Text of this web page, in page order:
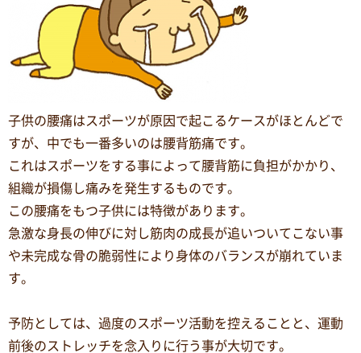
子供の腰痛はスポーツが原因で起こるケースがほとんどで
すが、中でも一番多いのは腰背筋痛です。
これはスポーツをする事によって腰背筋に負担がかかり、
組織が損傷し痛みを発生するものです。
この腰痛をもつ子供には特徴があります。
急激な身長の伸びに対し筋肉の成長が追いついてこない事
や未完成な骨の脆弱性により身体のバランスが崩れていま
す。
予防としては、過度のスポーツ活動を控えることと、運動
前後のストレッチを念入りに行う事が大切です。